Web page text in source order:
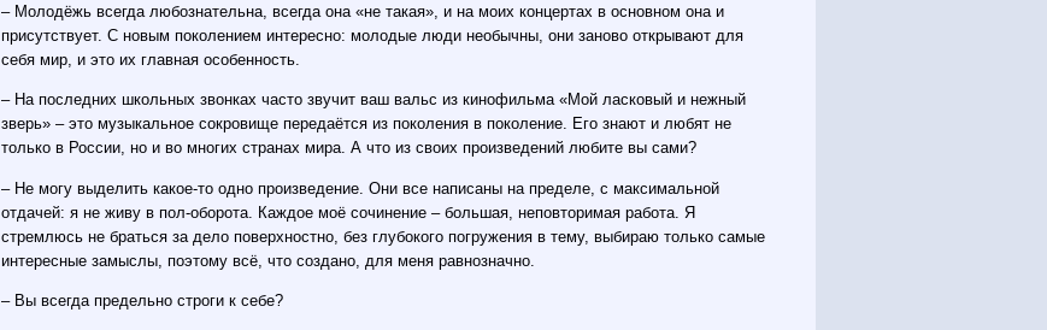
– Молодёжь всегда любознательна, всегда она «не такая», и на моих концертах в основном она и
присутствует. С новым поколением интересно: молодые люди необычны, они заново открывают для
себя мир, и это их главная особенность.
– На последних школьных звонках часто звучит ваш вальс из кинофильма «Мой ласковый и нежный
зверь» – это музыкальное сокровище передаётся из поколения в поколение. Его знают и любят не
только в России, но и во многих странах мира. А что из своих произведений любите вы сами?
– Не могу выделить какое-то одно произведение. Они все написаны на пределе, с максимальной
отдачей: я не живу в пол-оборота. Каждое моё сочинение – большая, неповторимая работа. Я
стремлюсь не браться за дело поверхностно, без глубокого погружения в тему, выбираю только самые
интересные замыслы, поэтому всё, что создано, для меня равнозначно.
– Вы всегда предельно строги к себе?